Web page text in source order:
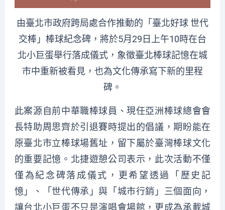
由臺北市政府跨局處合作推動的「臺北好球 世代
交棒」棒球紀念碑，將於5月29日上午10時在台
北小巨蛋舉行落成儀式，象徵臺北棒球記憶在城
市中重新被看見，也為文化傳承寫下新的里程
碑。
此案源自前中華職棒球員、現任亞洲棒球總會會
長特助周思齊於引退賽時提出的倡議，期盼能在
原臺北市立棒球場舊址，留下屬於臺灣棒球文化
的重要記憶。北捷遊憩公司表示，此次活動不僅
僅為紀念碑落成儀式，更希望透過「歷史記
憶」、「世代傳承」與「城市行銷」三個面向，
讓台北小巨蛋不只是演唱會場館，更成為承載城